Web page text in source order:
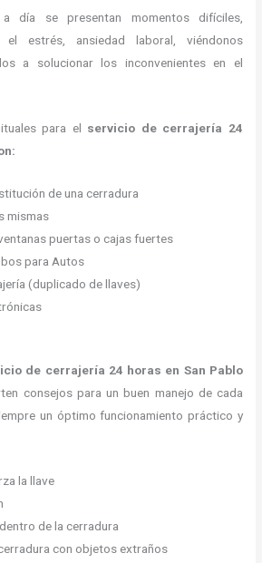
día se presentan momentos difíciles,
el estrés, ansiedad laboral, viéndonos
a solucionar los inconvenientes en el
para el servicio de cerrajería 24
de una cerradura
mismas
puertas o cajas fuertes
para Autos
(duplicado de llaves)
de cerrajería 24 horas en San Pablo
consejos para un buen manejo de cada
un óptimo funcionamiento práctico y
la llave
de la cerradura
con objetos extraños